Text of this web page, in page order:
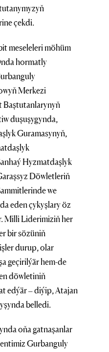
çekdi.
meseleleri möhüm
hormatly
Merkezi
Baştutanlarynyň
duşuşygynda,
Guramasynyň,
Hyzmatdaşlyk
Döwletleriň
we
eden çykyşlary öz
Milli Liderimiziň her
bir sözüniň
durup, olar
geçirilýär hem-de
döwletiniň
edýär – diýip, Atajan
belledi.
oňa gatnaşanlar
Gurbanguly